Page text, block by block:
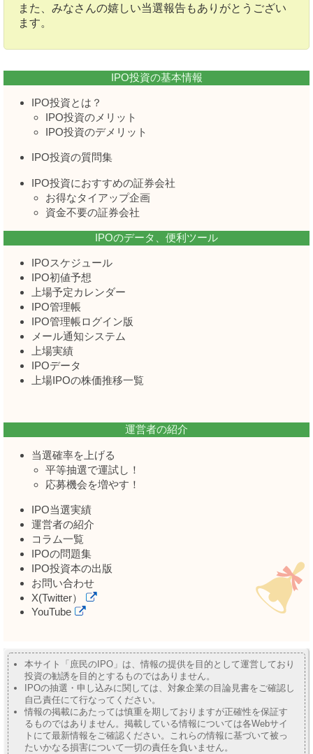
また、みなさんの嬉しい当選報告もありがとうござい
ます。
IPO投資の基本情報
IPO投資とは？
IPO投資のメリット
IPO投資のデメリット
IPO投資の質問集
IPO投資におすすめの証券会社
お得なタイアップ企画
資金不要の証券会社
IPOのデータ、便利ツール
IPOスケジュール
IPO初値予想
上場予定カレンダー
IPO管理帳
IPO管理帳ログイン版
メール通知システム
上場実績
IPOデータ
上場IPOの株価推移一覧
運営者の紹介
当選確率を上げる
平等抽選で運試し！
応募機会を増やす！
IPO当選実績
運営者の紹介
コラム一覧
IPOの問題集
IPO投資本の出版
お問い合わせ
X(Twitter）
YouTube
本サイト「庶民のIPO」は、情報の提供を目的として運営しており
投資の勧誘を目的とするものではありません。
IPOの抽選・申し込みに関しては、対象企業の目論見書をご確認し
自己責任にて行なってください。
情報の掲載にあたっては慎重を期しておりますが正確性を保証す
るものではありません。掲載している情報については各Webサイ
トにて最新情報をご確認ください。これらの情報に基づいて被っ
たいかなる損害について一切の責任を負いません。